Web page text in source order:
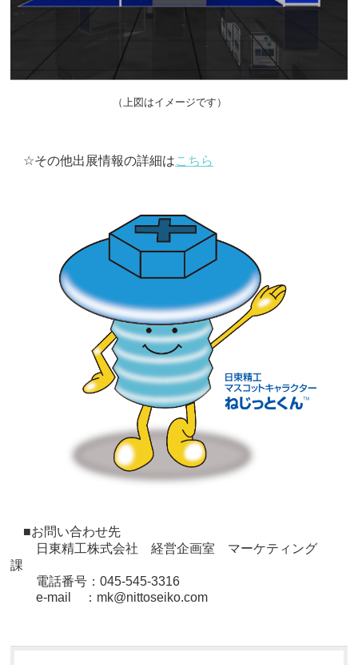
（上図はイメージです）
☆その他出展情報の詳細はこちら
■お問い合わせ先
日東精工株式会社 経営企画室 マーケティング
課
電話番号：045-545-3316
e-mail ：mk@nittoseiko.com